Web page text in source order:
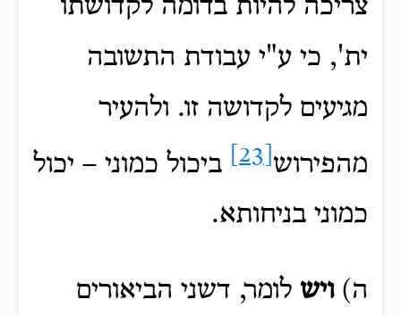
צריכה להיות בדומה לקדושתו
ית', כי ע"י עבודת התשובה
מגיעים לקדושה זו. ולהעיר
מהפירוש
ביכול כמוני – יכול
כמוני בניחותא.
ה)ויש לומר, דשני הביאורים